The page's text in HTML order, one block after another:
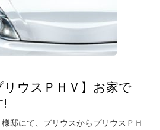
ウスＰＨＶ】お家で
邸にて、プリウスからプリウスＰＨ